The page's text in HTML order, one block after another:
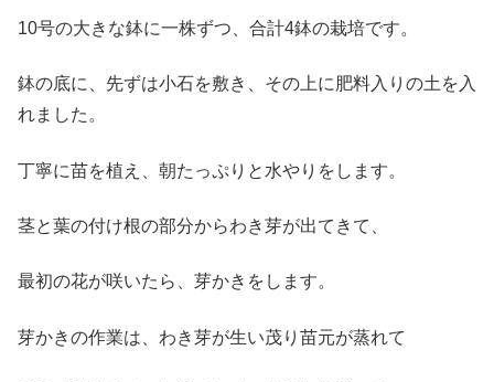
10号の大きな鉢に一株ずつ、合計4鉢の栽培です。
鉢の底に、先ずは小石を敷き、その上に肥料入りの土を入
れました。
丁寧に苗を植え、朝たっぷりと水やりをします。
茎と葉の付け根の部分からわき芽が出てきて、
最初の花が咲いたら、芽かきをします。
芽かきの作業は、わき芽が生い茂り苗元が蒸れて